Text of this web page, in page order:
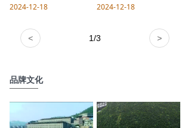
2024-12-18 2024-12-18
< >
1/3
品牌文化